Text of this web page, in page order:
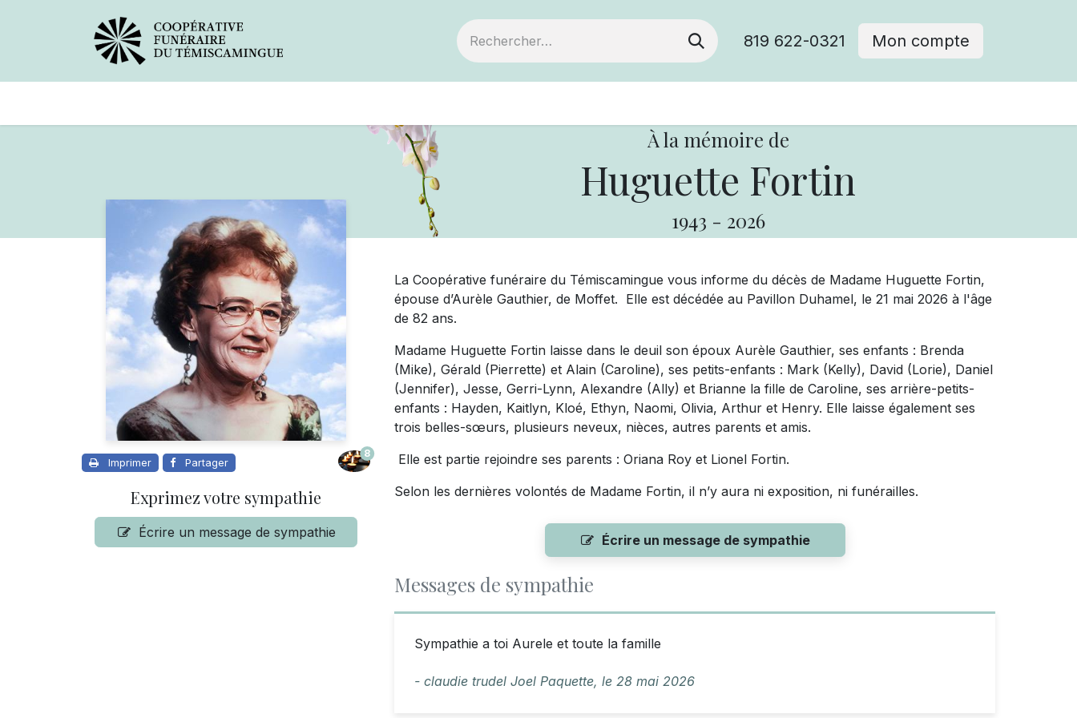
819 622-0321 Mon compte
À la mémoire de
Huguette Fortin
1943 - 2026
Imprimer Partager
8
Exprimez votre sympathie
Écrire un message de sympathie
La Coopérative funéraire du Témiscamingue vous informe du décès de Madame Huguette Fortin,
épouse d’Aurèle Gauthier, de Moffet. Elle est décédée au Pavillon Duhamel, le 21 mai 2026 à l'âge
de 82 ans.
Madame Huguette Fortin laisse dans le deuil son époux Aurèle Gauthier, ses enfants : Brenda
(Mike), Gérald (Pierrette) et Alain (Caroline), ses petits-enfants : Mark (Kelly), David (Lorie), Daniel
(Jennifer), Jesse, Gerri-Lynn, Alexandre (Ally) et Brianne la fille de Caroline, ses arrière-petits-
enfants : Hayden, Kaitlyn, Kloé, Ethyn, Naomi, Olivia, Arthur et Henry. Elle laisse également ses
trois belles-sœurs, plusieurs neveux, nièces, autres parents et amis.
Elle est partie rejoindre ses parents : Oriana Roy et Lionel Fortin.
Selon les dernières volontés de Madame Fortin, il n’y aura ni exposition, ni funérailles.
Écrire un message de sympathie
Messages de sympathie
Sympathie a toi Aurele et toute la famille
- claudie trudel Joel Paquette, le 28 mai 2026